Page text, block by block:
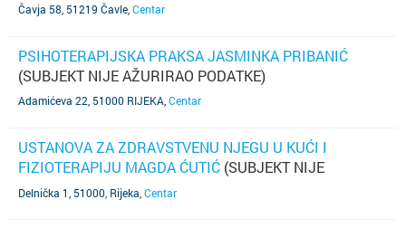
Čavja 58, 51219 Čavle Centar
PSIHOTERAPIJSKA PRAKSA JASMINKA PRIBANIĆ
(SUBJEKT NIJE AŽURIRAO PODATKE)
Adamićeva 22, 51000 RIJEKA Centar
USTANOVA ZA ZDRAVSTVENU NJEGU U KUĆI I
FIZIOTERAPIJU MAGDA ĆUTIĆ (SUBJEKT NIJE
AŽURIRAO PODATKE)
Delnička 1, 51000, Rijeka Centar